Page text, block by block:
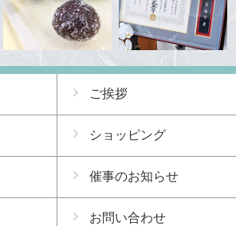
ご挨拶
ショッピング
催事のお知らせ
お問い合わせ